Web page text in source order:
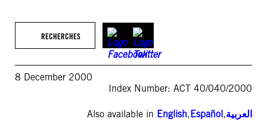
RECHERCHES
8 December 2000
Index Number: ACT 40/040/2000
Also available in English,Español,العربية